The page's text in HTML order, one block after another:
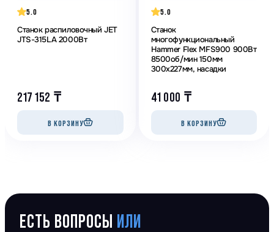
5.0
Станок распиловочный JET
JTS-315LA 2000Вт
217 152 ₸
В КОРЗИНУ
5.0
Станок
многофункциональный
Hammer Flex MFS900 900Вт
8500об/мин 150мм
300х227мм, насадки
41 000 ₸
В КОРЗИНУ
ЕСТЬ ВОПРОСЫ ИЛИ